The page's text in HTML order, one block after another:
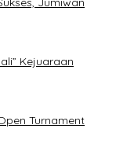
Kejuaraan
Turnament